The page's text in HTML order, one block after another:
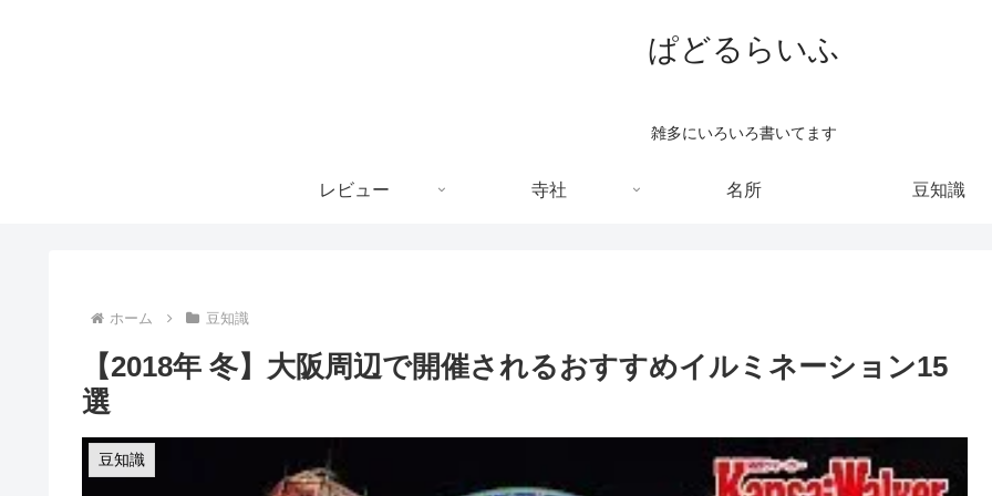
ぱどるらいふ
雑多にいろいろ書いてます
レビュー 寺社 名所 豆知識
ホーム 豆知識
【2018年 冬】大阪周辺で開催されるおすすめイルミネーション15
選
豆知識